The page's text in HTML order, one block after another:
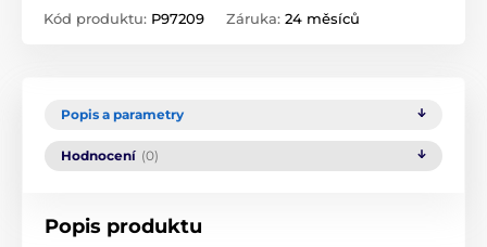
Kód produktu: P97209 Záruka: 24 měsíců
Popis a parametry
Hodnocení (0)
Popis produktu